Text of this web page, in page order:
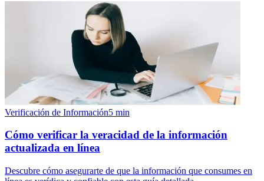
Verificación de Información5 min
Cómo verificar la veracidad de la información
actualizada en línea
Descubre cómo asegurarte de que la información que consumes en